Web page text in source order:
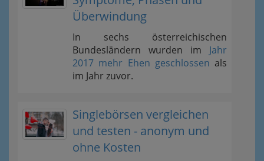
Überwindung
In sechs österreichischen
Bundesländern wurden im Jahr
2017 mehr Ehen geschlossen als
im Jahr zuvor.
Singlebörsen vergleichen
und testen - anonym und
ohne Kosten